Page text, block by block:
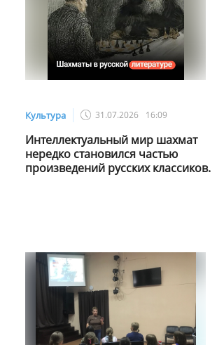
Культура 31.07.2026 16:09
Интеллектуальный мир шахмат
нередко становился частью
произведений русских классиков.